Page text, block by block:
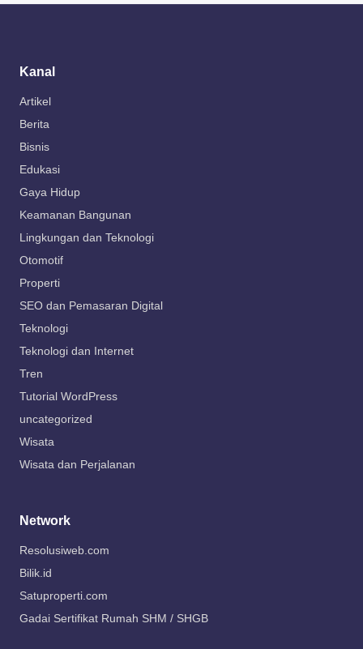
Kanal
Artikel
Berita
Bisnis
Edukasi
Gaya Hidup
Keamanan Bangunan
Lingkungan dan Teknologi
Otomotif
Properti
SEO dan Pemasaran Digital
Teknologi
Teknologi dan Internet
Tren
Tutorial WordPress
uncategorized
Wisata
Wisata dan Perjalanan
Network
Resolusiweb.com
Bilik.id
Satuproperti.com
Gadai Sertifikat Rumah SHM / SHGB